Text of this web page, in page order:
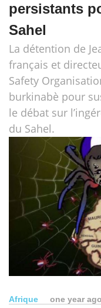
persistants
Sahel
La détention de
français et
Safety
burkinabè pour
le débat sur
du Sahel.
Afrique one year ago